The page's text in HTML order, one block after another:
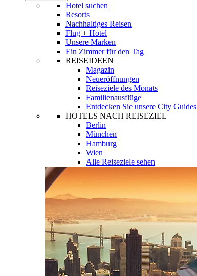
Hotel suchen
Resorts
Nachhaltiges Reisen
Flug + Hotel
Unsere Marken
Ein Zimmer für den Tag
REISEIDEEN
Magazin
Neueröffnungen
Reiseziele des Monats
Familienausflüge
Entdecken Sie unsere City Guides
HOTELS NACH REISEZIEL
Berlin
München
Hamburg
Wien
Alle Reiseziele sehen